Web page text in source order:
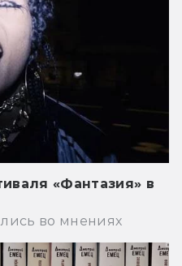
«Фантазия» в
во мнениях